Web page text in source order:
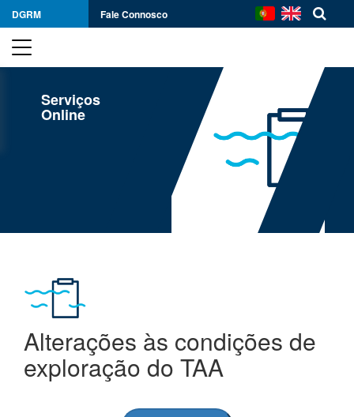
DGRM Fale Connosco
Serviços
Online
Alterações às condições de
exploração do TAA